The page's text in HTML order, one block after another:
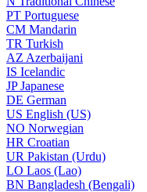
PT Portuguese
CM Mandarin
TR Turkish
AZ Azerbaijani
IS Icelandic
JPJapanese
DE German
US English (US)
NO Norwegian
HR Croatian
UR Pakistan (Urdu)
LO Laos (Lao)
BN Bangladesh (Bengali)